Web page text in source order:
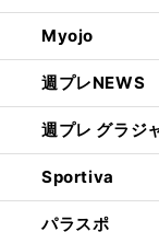
Myojo
週プレNEWS
週プレ グラジ
Sportiva
パラスポ